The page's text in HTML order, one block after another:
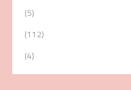
(5)
(112)
(4)